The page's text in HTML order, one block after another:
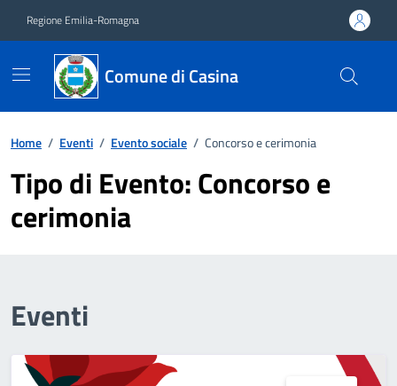
Regione Emilia-Romagna
Comune di Casina
Home / Eventi / Evento sociale / Concorso e cerimonia
Tipo di Evento:Concorso e
cerimonia
Eventi